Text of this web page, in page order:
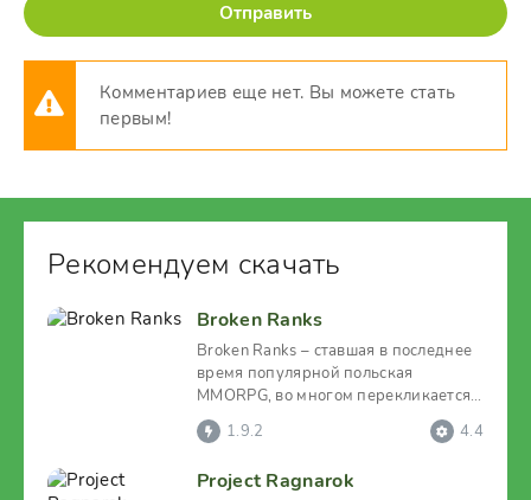
Отправить
Комментариев еще нет. Вы можете стать
первым!
Рекомендуем скачать
Broken Ranks
Broken Ranks – ставшая в последнее
время популярной польская
MMORPG, во многом перекликается с
The Pride of Taern. В
1.9.2 4.4
Project Ragnarok